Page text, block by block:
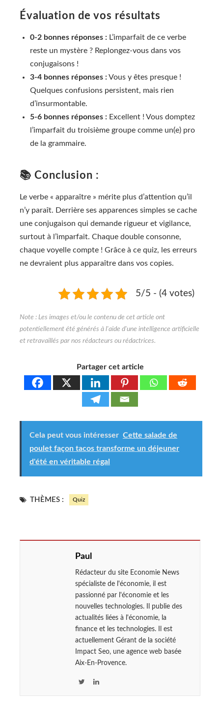
Évaluation de vos résultats
0-2 bonnes réponses : L’imparfait de ce verbe
reste un mystère ? Replongez-vous dans vos
conjugaisons !
3-4 bonnes réponses :Vous y êtes presque !
Quelques confusions persistent, mais rien
d’insurmontable.
5-6 bonnes réponses : Excellent ! Vous domptez
l’imparfait du troisième groupe comme un(e) pro
de la grammaire.
📚 Conclusion :
Le verbe « apparaître » mérite plus d’attention qu’il
n’y paraît. Derrière ses apparences simples se cache
une conjugaison qui demande rigueur et vigilance,
surtout à l’imparfait. Chaque double consonne,
chaque voyelle compte ! Grâce à ce quiz, les erreurs
ne devraient plus apparaître dans vos copies.
5/5 - (4 votes)
Partager cet article
Cela peut vous intéresser Cette salade de
poulet façon tacos transforme un déjeuner
d'été en véritable régal
THÈMES : Quiz
Paul
Rédacteur du site Economie News
spécialiste de l'économie, il est
passionné par l'économie et les
nouvelles technologies. Il publie des
actualités liées à l'économie, la
finance et les technologies. Il est
actuellement Gérant de la société
Impact Seo, une agence web basée
Aix-En-Provence.
L